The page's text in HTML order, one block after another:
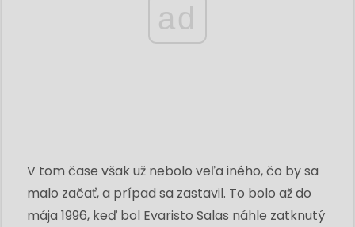
ad
V tom čase však už nebolo veľa iného, ​​čo by sa
malo začať, a prípad sa zastavil. To bolo až do
mája 1996, keď bol Evaristo Salas náhle zatknutý